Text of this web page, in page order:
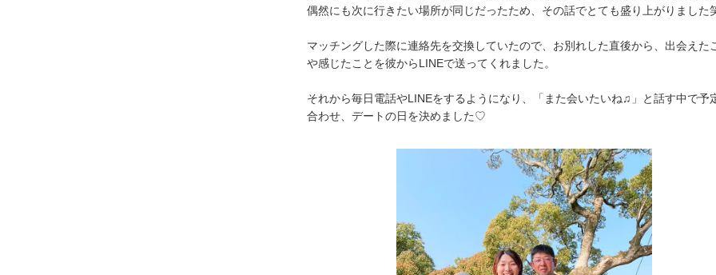
偶然にも次に行きたい場所が同じだったため、その話でとても盛り上がりました
マッチングした際に連絡先を交換していたので、お別れした直後から、出会えた
や感じたことを彼からLINEで送ってくれました。
それから毎日電話やLINEをするようになり、「また会いたいね♫」と話す中で予
合わせ、デートの日を決めました♡